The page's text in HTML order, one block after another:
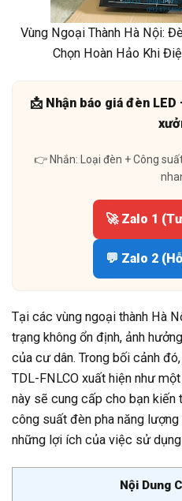
Vùng Ngoại Thành Hà Nội:
Chọn Hoàn Hảo Khi
📩 Nhận báo giá đèn
👉 Nhắn: Loại đèn + Công
🚀 Zalo 1
💬 Zalo 2
Tại các vùng ngoại thành Hà
trạng không ổn định, ảnh
của cư dân. Trong bối cảnh
TDL-FNLCO xuất hiện như
này sẽ cung cấp cho bạn
công suất đèn pha năng
những lợi ích của việc sử
Nội Dung